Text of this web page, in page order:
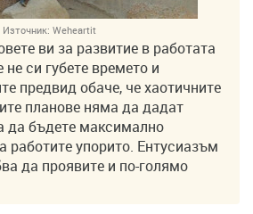
Източник: Weheartit
ви за развитие в работата
не си губете времето и
предвид обаче, че хаотичните
планове няма да дадат
да бъдете максимално
работите упорито. Ентусиазъм
да проявите и по-голямо